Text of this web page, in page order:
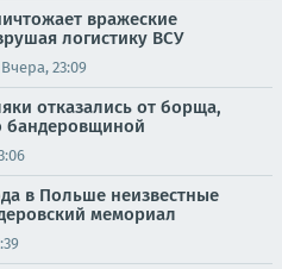
вражеские
логистику ВСУ
Вчера, 23:09
отказались от борща,
бандеровщиной
в Польше неизвестные
мемориал